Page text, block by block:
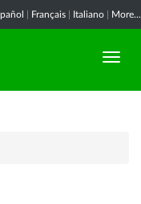
Français Italiano More...